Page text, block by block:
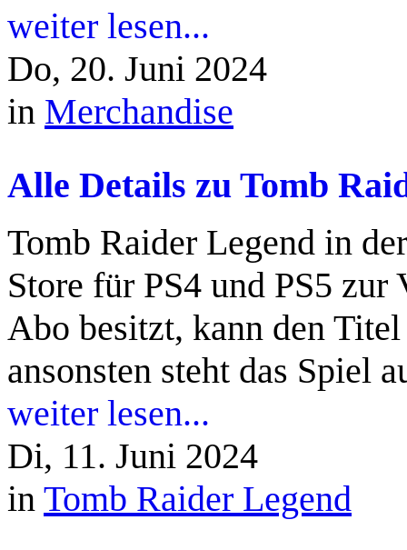
weiter lesen...
Do, 20. Juni 2024
in Merchandise
Alle Details zu Tomb
Tomb Raider Legend in
Store für PS4 und PS5
Abo besitzt, kann den
ansonsten steht das Spiel
weiter lesen...
Di, 11. Juni 2024
in Tomb Raider Legend